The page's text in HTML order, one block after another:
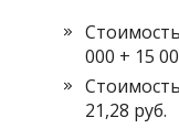
000 + 15
21,28 руб.